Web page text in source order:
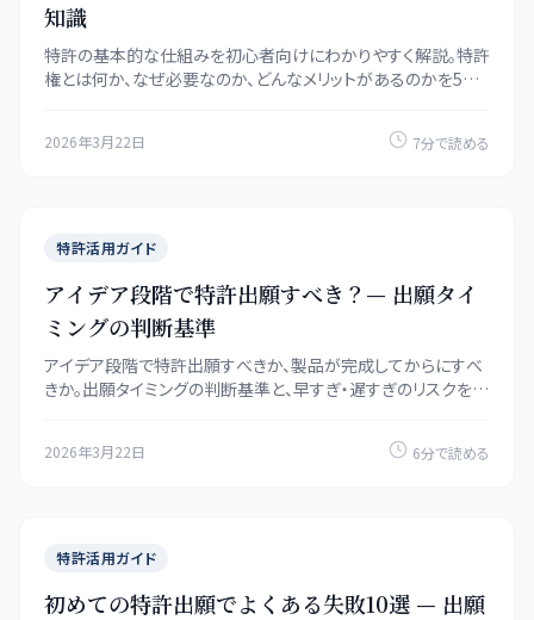
知識
特許の基本的な仕組みを初心者向けにわかりやすく解説。特許
権とは何か、なぜ必要なのか、どんなメリットがあるのかを5分
2026年3月22日 7分で読める
特許活用ガイド
アイデア段階で特許出願すべき？— 出願タイ
ミングの判断基準
アイデア段階で特許出願すべきか、製品が完成してからにすべ
きか。出願タイミングの判断基準と、早すぎ・遅すぎのリスクを解
2026年3月22日 6分で読める
特許活用ガイド
初めての特許出願でよくある失敗10選 — 出願